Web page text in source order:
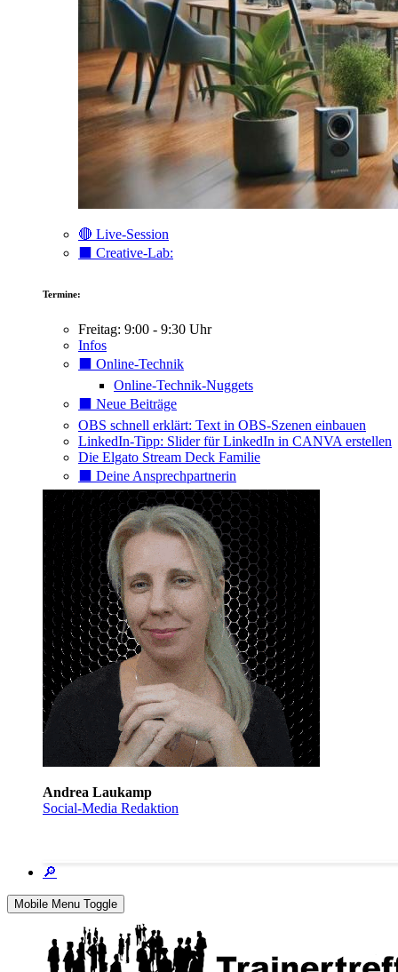
🔴 Live-Session
⬛️ Creative-Lab:
Termine:
Freitag: 9:00 - 9:30 Uhr
Infos
⬛️ Online-Technik
Online-Technik-Nuggets
⬛️ Neue Beiträge
OBS schnell erklärt: Text in OBS-Szenen einbauen
LinkedIn-Tipp: Slider für LinkedIn in CANVA erstellen
Die Elgato Stream Deck Familie
⬛️ Deine Ansprechpartnerin
Andrea Laukamp
Social-Media Redaktion
🔎
Mobile Menu Toggle